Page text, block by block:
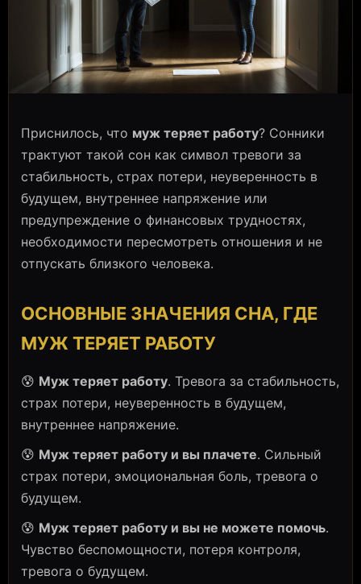
Приснилось, что муж теряет работу? Сонники
трактуют такой сон как символ тревоги за
стабильность, страх потери, неуверенность в
будущем, внутреннее напряжение или
предупреждение о финансовых трудностях,
необходимости пересмотреть отношения и не
отпускать близкого человека.
ОСНОВНЫЕ ЗНАЧЕНИЯ СНА, ГДЕ
МУЖ ТЕРЯЕТ РАБОТУ
😰 Муж теряет работу. Тревога за стабильность,
страх потери, неуверенность в будущем,
внутреннее напряжение.
😰 Муж теряет работу и вы плачете. Сильный
страх потери, эмоциональная боль, тревога о
будущем.
😰 Муж теряет работу и вы не можете помочь.
Чувство беспомощности, потеря контроля,
тревога о будущем.